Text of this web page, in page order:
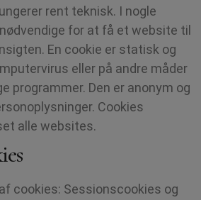
rent teknisk. I nogle
for at få et website til
En cookie er statisk og
eller på andre måder
programmer. Den er anonym og
Cookies
alle websites.
cookies: Sessionscookies og